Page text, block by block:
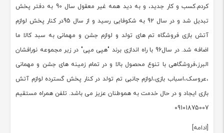
کردم.کسب و کار جدید، و به دید همه غیر معقول سال 90 به دفتر پخش
تبدیل شد و در سال 92 به شکوفایی رسید و از سال 95در کنار پخش لوازم
آتش بازی فروشگاه تم های تولد و لوازم جشن و مهمانی به سبد کالا ما
اضافه شد. در سال96 با راه اندازی برند "هپی مپی" در زیر مجموعه نورافشان
البرز،فروشگاهی با تنوع محصول بالا و در تمام زمینه های جشن و مهمانی
،عروسک،اسباب بازی،لوازم جانبی تم تولد در کنار پخش گسترده لوازم آتش
بازی ایجاد و در حال خدمت به هموطنان عزیز می باشد. تلفن همراه مستقیم
09101875007
[ادامه]